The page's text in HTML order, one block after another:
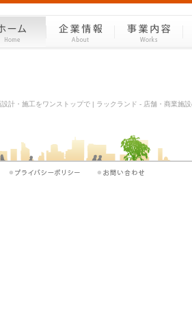
計・施工をワンストップで | ラックランド - 店舗・商業施